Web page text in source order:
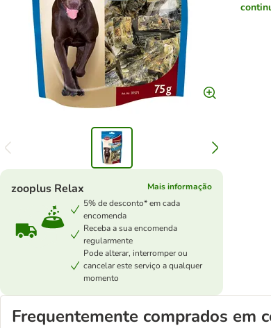
zooplus Relax
Mais informação
5% de desconto* em cada
encomenda
Receba a sua encomenda
regularmente
Pode alterar, interromper ou
cancelar este serviço a qualquer
momento
Frequentemente comprados em